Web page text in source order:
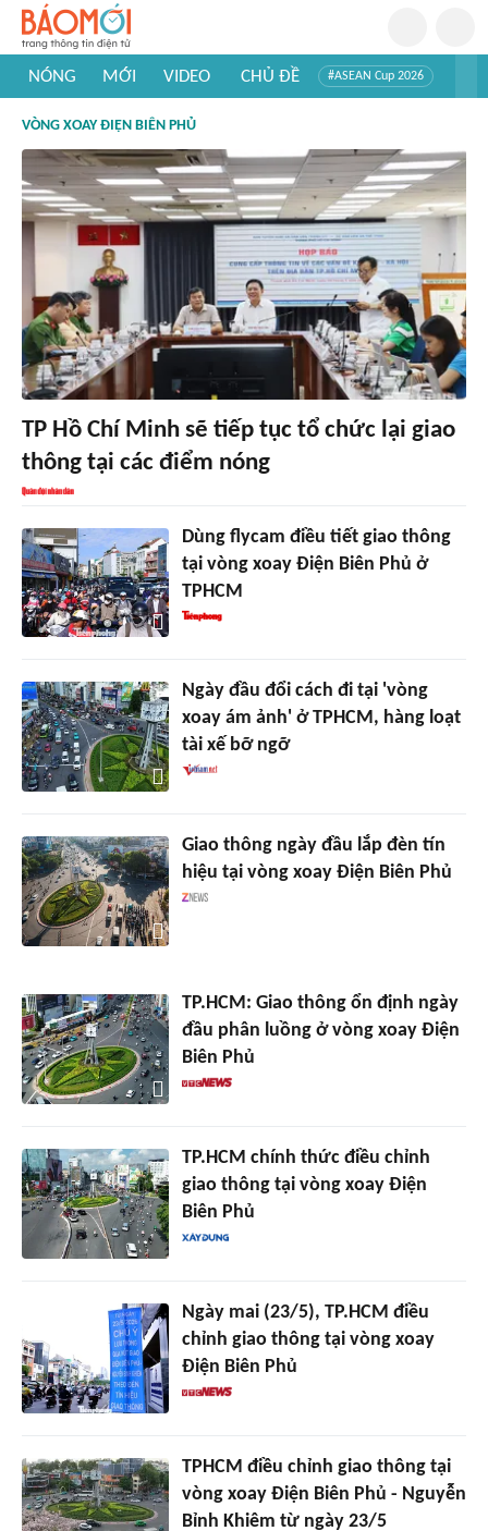
NÓNG MỚI VIDEO CHỦ ĐỀ #ASEAN Cup 2026
#Khám phá Việt Nam
#Khám phá thế giới
VÒNG XOAY ĐIỆN BIÊN PHỦ
TP Hồ Chí Minh sẽ tiếp tục tổ chức lại giao
thông tại các điểm nóng
Dùng flycam điều tiết giao thông
tại vòng xoay Điện Biên Phủ ở
TPHCM
Ngày đầu đổi cách đi tại 'vòng
xoay ám ảnh' ở TPHCM, hàng loạt
tài xế bỡ ngỡ
Giao thông ngày đầu lắp đèn tín
hiệu tại vòng xoay Điện Biên Phủ
TP.HCM: Giao thông ổn định ngày
đầu phân luồng ở vòng xoay Điện
Biên Phủ
TP.HCM chính thức điều chỉnh
giao thông tại vòng xoay Điện
Biên Phủ
Ngày mai (23/5), TP.HCM điều
chỉnh giao thông tại vòng xoay
Điện Biên Phủ
TPHCM điều chỉnh giao thông tại
vòng xoay Điện Biên Phủ - Nguyễn
Bỉnh Khiêm từ ngày 23/5